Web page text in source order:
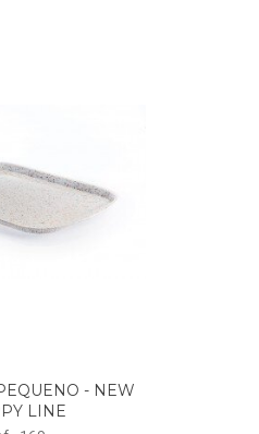
- NEW
LINE